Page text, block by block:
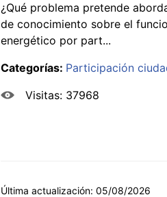
¿Qué problema pretende
de conocimiento sobre el
energético por part...
Categorías: Participación
Visitas: 37968
Última actualización: 05/08/2026